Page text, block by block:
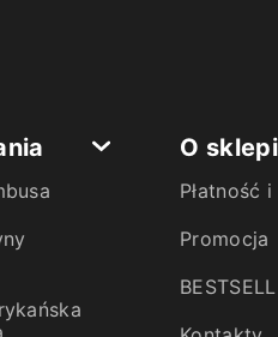
O
Płatność
Promocja